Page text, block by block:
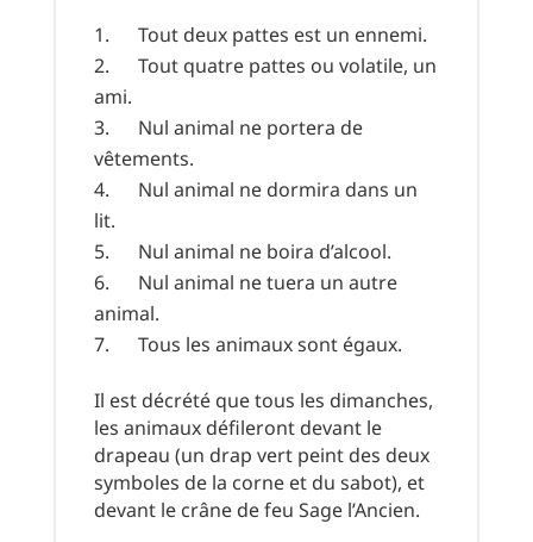
Tout deux pattes est un ennemi.
Tout quatre pattes ou volatile, un
ami.
Nul animal ne portera de
vêtements.
Nul animal ne dormira dans un
lit.
Nul animal ne boira d’alcool.
Nul animal ne tuera un autre
animal.
Tous les animaux sont égaux.
Il est décrété que tous les dimanches,
les animaux défileront devant le
drapeau (un drap vert peint des deux
symboles de la corne et du sabot), et
devant le crâne de feu Sage l’Ancien.